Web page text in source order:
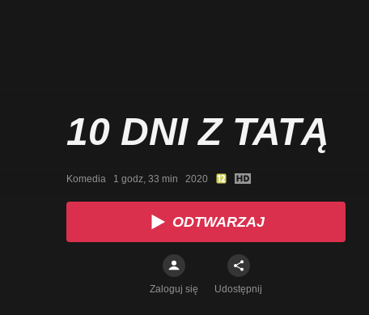
10 DNI Z TATĄ
Komedia   1 godz, 33 min   2020
ODTWARZAJ
Zaloguj się Udostępnij